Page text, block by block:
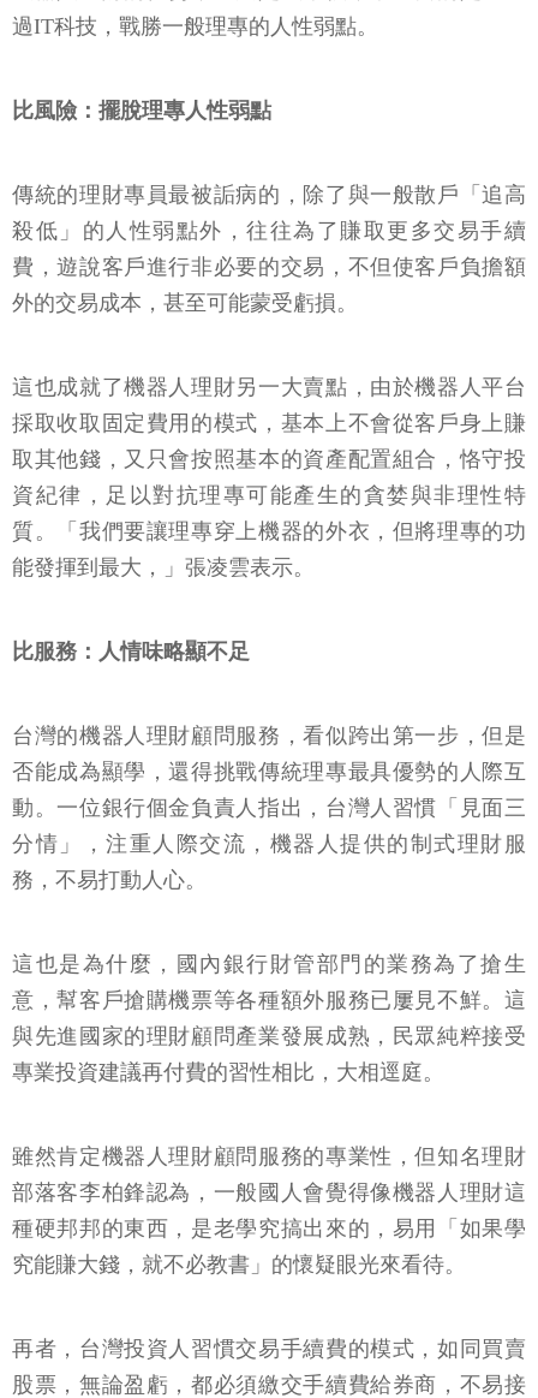
過IT科技，戰勝一般理專的人性弱點。
比風險： 擺脫理專人性弱點
傳統的理財專員最被詬病的，除了與一般散戶「追高
殺低」的人性弱點外，往往為了賺取更多交易手續
費，遊說客戶進行非必要的交易，不但使客戶負擔額
外的交易成本，甚至可能蒙受虧損。
這也成就了機器人理財另一大賣點，由於機器人平台
採取收取固定費用的模式，基本上不會從客戶身上賺
取其他錢，又只會按照基本的資產配置組合，恪守投
資紀律，足以對抗理專可能產生的貪婪與非理性特
質。「我們要讓理專穿上機器的外衣，但將理專的功
能發揮到最大，」張凌雲表示。
比服務： 人情味略顯不足
台灣的機器人理財顧問服務，看似跨出第一步，但是
否能成為顯學，還得挑戰傳統理專最具優勢的人際互
動。一位銀行個金負責人指出，台灣人習慣「見面三
分情」，注重人際交流，機器人提供的制式理財服
務，不易打動人心。
這也是為什麼，國內銀行財管部門的業務為了搶生
意，幫客戶搶購機票等各種額外服務已屢見不鮮。這
與先進國家的理財顧問產業發展成熟，民眾純粹接受
專業投資建議再付費的習性相比，大相逕庭。
雖然肯定機器人理財顧問服務的專業性，但知名理財
部落客李柏鋒認為，一般國人會覺得像機器人理財這
種硬邦邦的東西，是老學究搞出來的，易用「如果學
究能賺大錢，就不必教書」的懷疑眼光來看待。
再者，台灣投資人習慣交易手續費的模式，如同買賣
股票，無論盈虧，都必須繳交手續費給券商，不易接